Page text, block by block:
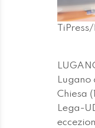
Lugano
Chiesa
Lega-